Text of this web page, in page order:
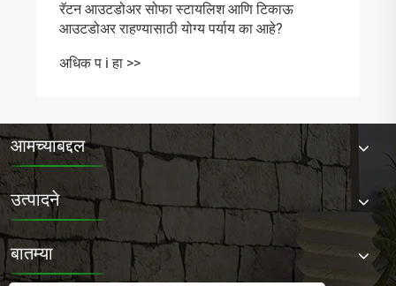
रॅटन आउटडोअर सोफा स्टायलिश आणि टिकाऊ
आउटडोअर राहण्यासाठी योग्य पर्याय का आहे?
अधिक प i हा >>
आमच्याबद्दल
उत्पादने
बातम्या